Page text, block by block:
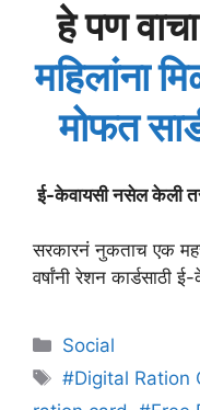
हे पण
महिलांना
मोफत
ई-केवायसी नसेल केली
सरकारनं नुकताच एक
वर्षांनी रेशन
Categories
Social
Tags
#Digital Ration